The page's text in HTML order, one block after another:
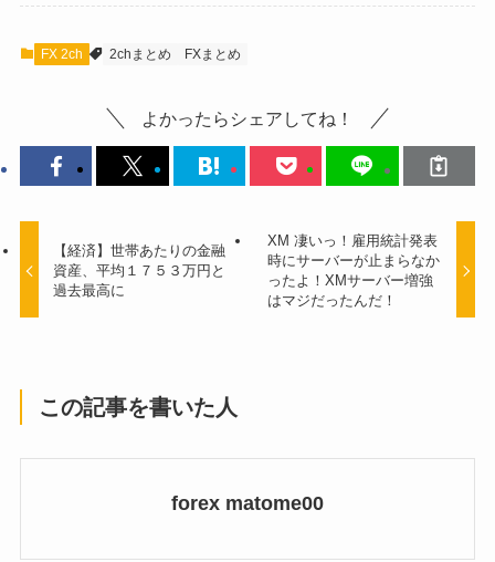
FX 2ch 2chまとめ FXまとめ
よかったらシェアしてね！
【経済】世帯あたりの金融
資産、平均１７５３万円と
過去最高に
XM 凄いっ！雇用統計発表
時にサーバーが止まらなか
ったよ！XMサーバー増強
はマジだったんだ！
この記事を書いた人
forex matome00